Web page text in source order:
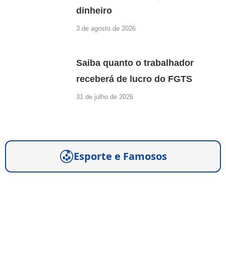
dinheiro
3 de agosto de 2026
Saiba quanto o trabalhador
receberá de lucro do FGTS
31 de julho de 2026
Esporte e Famosos